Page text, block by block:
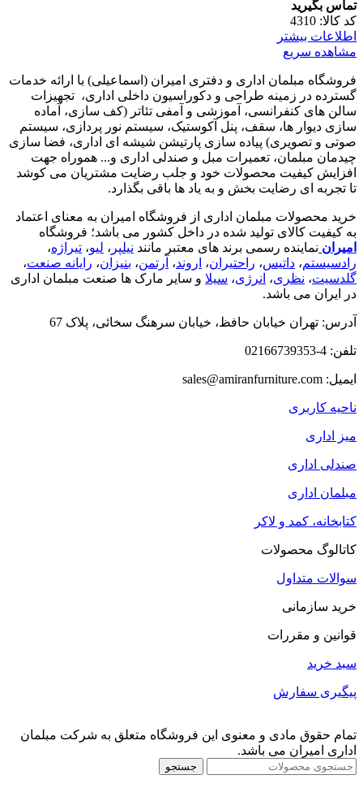
تماس بگیرید
کد کالا: 4310
اطلاعات بیشتر
مشاهده سریع
فروشگاه مبلمان اداری و دفتری امیران (اسماعیلی) با ارائه خدمات
گسترده در زمینه طراحی و دکوراسیون داخلی اداری‌، تجهیزات
سالن های کنفرانسی، آموزشی و آمفی تئاتر (کف سازی، آماده
سازی دیوار ها، سقف، پنل آکوستیک، سیستم نور پردازی، سیستم
صوتی و تصویری) پیاده سازی پارتیشن شیشه ای اداری، فضا سازی
چیدمان مبلمان، تعمیرات مبل و صندلی اداری و... هموراه جهت
افزایش کیفیت محصولات خود و جلب رضایت مشتریان می کوشد
تا تجربه ای رضایت بخش و به یاد ها باقی بگذارد.
خرید محصولات مبلمان اداری از فروشگاه امیران به معنای اعتماد
به کیفیت کالای تولید شده در داخل کشور می باشد؛ فروشگاه
امیران نماینده رسمی برند های معتبر مانند نیلپر ، لیو، تیراژه،
رادسیستم، داتیس، راحتیران، اروند، آرتمن، بنیزان، رایانه صنعت،
گلدسیت، نظری، انرژی، سیلا و سایر مارک ها صنعت مبلمان اداری
در ایران می باشد.
آدرس: تهران خیابان حافظ، خیابان سرهنگ سخائی، پلاک 67
تلفن: 4-02166739353
ایمیل: sales@amiranfurniture.com
ناحیه کاربری
میز اداری
صندلی اداری
مبلمان اداری
کتابخانه، کمد و لاکر
کاتالوگ محصولات
سوالات متداول
خرید سازمانی
قوانین و مقررات
سبد خرید
پیگیری سفارش
تمام حقوق مادی و معنوی این فروشگاه متعلق به شرکت مبلمان
اداری امیران می باشد.
جستجو